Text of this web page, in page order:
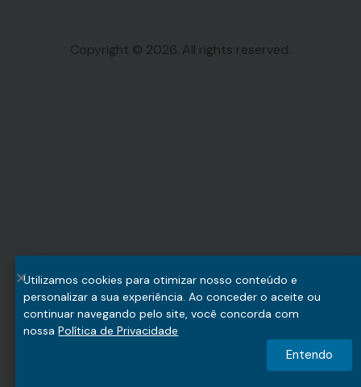
Copyright © 2026. All rights reserved.
Utilizamos cookies para otimizar nosso conteúdo e
personalizar a sua experiência. Ao conceder o aceite ou
continuar navegando pelo site, você concorda com
nossaPolítica de Privacidade
Entendo